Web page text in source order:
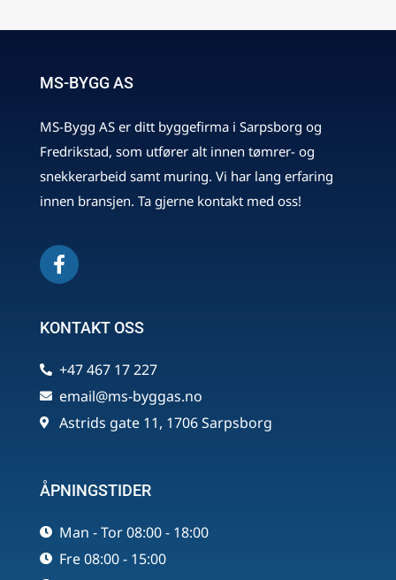
MS-BYGG AS
MS-Bygg AS er ditt byggefirma i Sarpsborg og
Fredrikstad, som utfører alt innen tømrer- og
snekkerarbeid samt muring. Vi har lang erfaring
innen bransjen. Ta gjerne kontakt med oss!
KONTAKT OSS
+47 467 17 227
email@ms-byggas.no
Astrids gate 11, 1706 Sarpsborg
ÅPNINGSTIDER
Man - Tor 08:00 - 18:00
Fre 08:00 - 15:00